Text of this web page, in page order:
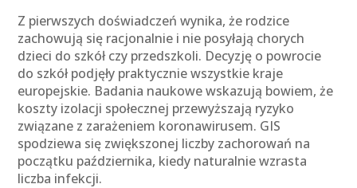
Z pierwszych doświadczeń wynika, że rodzice
zachowują się racjonalnie i nie posyłają chorych
dzieci do szkół czy przedszkoli. Decyzję o powrocie
do szkół podjęły praktycznie wszystkie kraje
europejskie. Badania naukowe wskazują bowiem, że
koszty izolacji społecznej przewyższają ryzyko
związane z zarażeniem koronawirusem. GIS
spodziewa się zwiększonej liczby zachorowań na
początku października, kiedy naturalnie wzrasta
liczba infekcji.